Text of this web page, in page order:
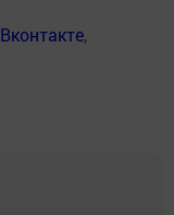
Вконтакте,